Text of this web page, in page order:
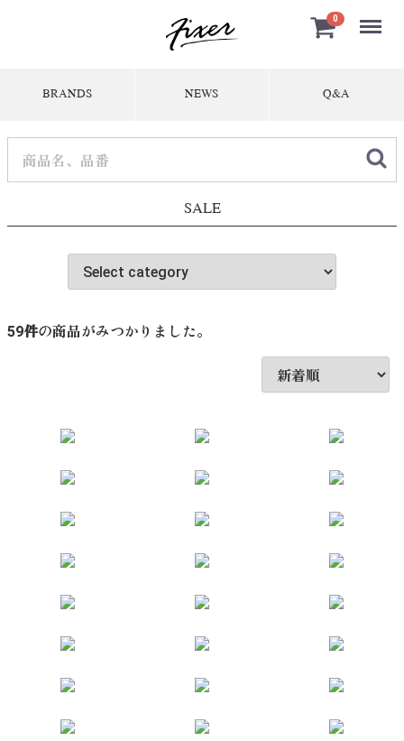
0 Menu
BRANDS NEWS Q&A
SALE
59件の商品がみつかりました。